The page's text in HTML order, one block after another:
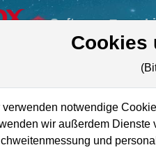
Software
–
Cookies
verwenden notwendige
wir außerdem Dienste
und